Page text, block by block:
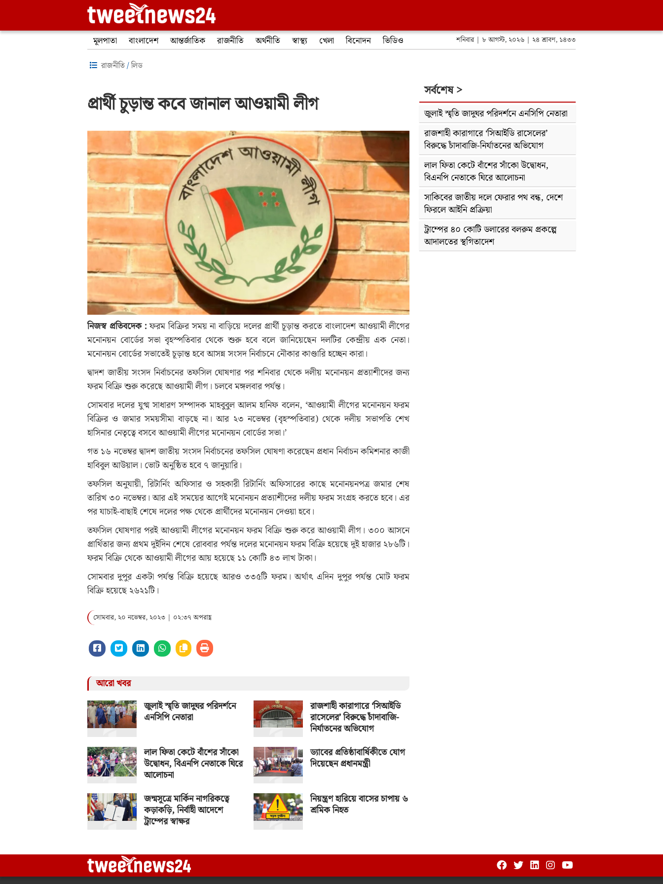
মূলপাতা বাংলাদেশ আন্তর্জাতিক রাজনীতি অর্থনীতি স্বাস্থ্য খেলা বিনোদন ভিডিও শনিবার | ৮ আগস্ট, ২০২৬ | ২৪ শ্রাবণ, ১৪৩৩
রাজনীতি/লিড
প্রার্থী চুড়ান্ত কবে জানাল আওয়ামী লীগ
নিজস্ব প্রতিবদেক :ফরম বিক্রির সময় না বাড়িয়ে দলের প্রার্থী চূড়ান্ত করতে বাংলাদেশ আওয়ামী লীগের
মনোনয়ন বোর্ডের সভা বৃহস্পতিবার থেকে শুরু হবে বলে জানিয়েছেন দলটির কেন্দ্রীয় এক নেতা।
মনোনয়ন বোর্ডের সভাতেই চূড়ান্ত হবে আসন্ন সংসদ নির্বাচনে নৌকার কাণ্ডারি হচ্ছেন কারা।
দ্বাদশ জাতীয় সংসদ নির্বাচনের তফসিল ঘোষণার পর শনিবার থেকে দলীয় মনোনয়ন প্রত্যাশীদের জন্য
ফরম বিক্রি শুরু করেছে আওয়ামী লীগ। চলবে মঙ্গলবার পর্যন্ত।
সোমবার দলের যুগ্ম সাধারণ সম্পাদক মাহবুবুল আলম হানিফ বলেন, ‘আওয়ামী লীগের মনোনয়ন ফরম
বিক্রির ও জমার সময়সীমা বাড়ছে না। আর ২৩ নভেম্বর (বৃহস্পতিবার) থেকে দলীয় সভাপতি শেখ
হাসিনার নেতৃত্বে বসবে আওয়ামী লীগের মনোনয়ন বোর্ডের সভা।’
গত ১৬ নভেম্বর দ্বাদশ জাতীয় সংসদ নির্বাচনের তফসিল ঘোষণা করেছেন প্রধান নির্বাচন কমিশনার কাজী
হাবিবুল আউয়াল। ভোট অনুষ্ঠিত হবে ৭ জানুয়ারি।
তফসিল অনুযায়ী, রিটার্নিং অফিসার ও সহকারী রিটার্নিং অফিসারের কাছে মনোনয়নপত্র জমার শেষ
তারিখ ৩০ নভেম্বর। আর এই সময়ের আগেই মনোনয়ন প্রত্যাশীদের দলীয় ফরম সংগ্রহ করতে হবে। এর
পর যাচাই-বাছাই শেষে দলের পক্ষ থেকে প্রার্থীদের মনোনয়ন দেওয়া হবে।
তফসিল ঘোষণার পরই আওয়ামী লীগের মনোনয়ন ফরম বিক্রি শুরু করে আওয়ামী লীগ। ৩০০ আসনে
প্রার্থিতার জন্য প্রথম দুইদিন শেষে রোববার পর্যন্ত দলের মনোনয়ন ফরম বিক্রি হয়েছে দুই হাজার ২৮৬টি।
ফরম বিক্রি থেকে আওয়ামী লীগের আয় হয়েছে ১১ কোটি ৪৩ লাখ টাকা।
সোমবার দুপুর একটা পর্যন্ত বিক্রি হয়েছে আরও ৩৩৫টি ফরম। অর্থাৎ এদিন দুপুর পর্যন্ত মোট ফরম
বিক্রি হয়েছে ২৬২১টি।
সোমবার, ২০ নভেম্বর, ২০২৩ | ০২:৩৭ অপরাহ্ণ
আরো খবর
জুলাই স্মৃতি জাদুঘর পরিদর্শনে
এনসিপি নেতারা
রাজশাহী কারাগারে ‘সিআইডি
রাসেলের’ বিরুদ্ধে চাঁদাবাজি-
নির্যাতনের অভিযোগ
লাল ফিতা কেটে বাঁশের সাঁকো
উদ্বোধন, বিএনপি নেতাকে ঘিরে
আলোচনা
ড্যাবের প্রতিষ্ঠাবার্ষিকীতে যোগ
দিয়েছেন প্রধানমন্ত্রী
জন্মসূত্রে মার্কিন নাগরিকত্বে
কড়াকড়ি, নির্বাহী আদেশে
ট্রাম্পের স্বাক্ষর
নিয়ন্ত্রণ হারিয়ে বাসের চাপায় ৬
শ্রমিক নিহত
সর্বশেষ >
জুলাই স্মৃতি জাদুঘর পরিদর্শনে এনসিপি নেতারা
রাজশাহী কারাগারে ‘সিআইডি রাসেলের’
বিরুদ্ধে চাঁদাবাজি-নির্যাতনের অভিযোগ
লাল ফিতা কেটে বাঁশের সাঁকো উদ্বোধন,
বিএনপি নেতাকে ঘিরে আলোচনা
সাকিবের জাতীয় দলে ফেরার পথ বন্ধ, দেশে
ফিরলে আইনি প্রক্রিয়া
ট্রাম্পের ৪০ কোটি ডলারের বলরুম প্রকল্পে
আদালতের স্থগিতাদেশ